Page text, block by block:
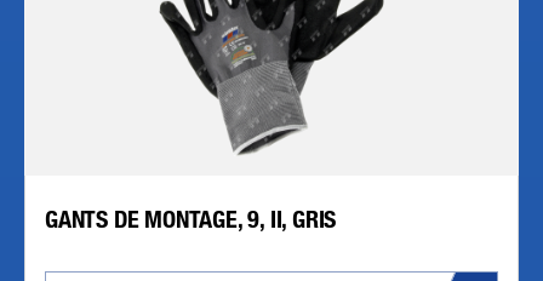
GANTS DE MONTAGE, 9, II, GRIS